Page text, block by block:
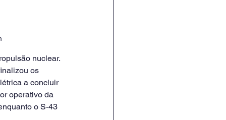
nuclear.
os
a concluir
operativo da
o S-43